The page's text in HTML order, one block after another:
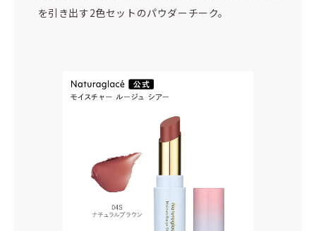
を引き出す2色セットのパウダーチーク。